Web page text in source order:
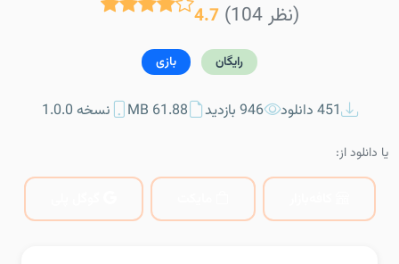
4.7 (104 نظر)
رایگان بازی
451 دانلود 946 بازدید 61.88 MB نسخه 1.0.0
یا دانلود از: